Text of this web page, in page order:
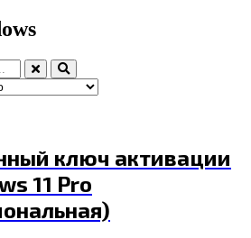
ключ активации
11 Pro